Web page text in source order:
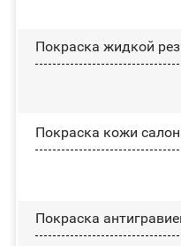
Покраска жидкой
Покраска кожи
Покраска